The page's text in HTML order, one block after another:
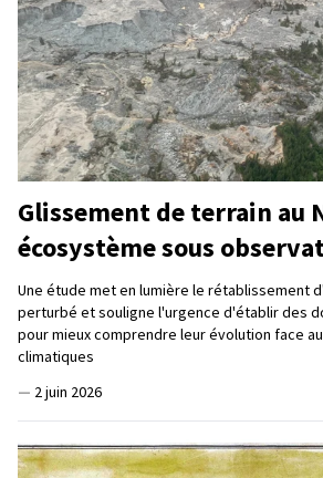
Glissement de terrain au
écosystème sous
Une étude met en lumière le rétablissement
perturbé et souligne l'urgence d'établir des
pour mieux comprendre leur évolution face
climatiques
— 2 juin 2026